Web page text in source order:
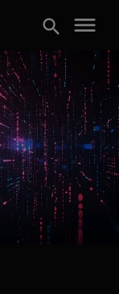
search menu